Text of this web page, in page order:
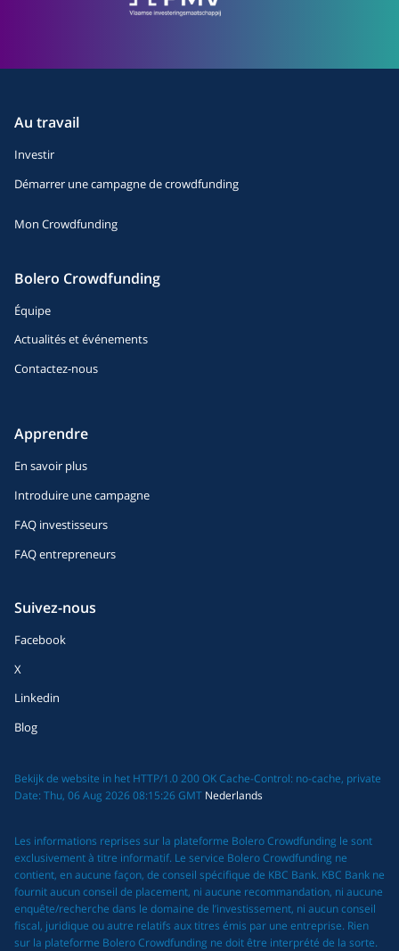
Au travail
Investir
Démarrer une campagne de crowdfunding
Mon Crowdfunding
Bolero Crowdfunding
Équipe
Actualités et événements
Contactez-nous
Apprendre
En savoir plus
Introduire une campagne
FAQ investisseurs
FAQ entrepreneurs
Suivez-nous
Facebook
X
Linkedin
Blog
Bekijk de website in het HTTP/1.0 200 OK Cache-Control: no-cache, private
Date: Thu, 06 Aug 2026 08:15:26 GMT Nederlands
Les informations reprises sur la plateforme Bolero Crowdfunding le sont
exclusivement à titre informatif. Le service Bolero Crowdfunding ne
contient, en aucune façon, de conseil spécifique de KBC Bank. KBC Bank ne
fournit aucun conseil de placement, ni aucune recommandation, ni aucune
enquête/recherche dans le domaine de l’investissement, ni aucun conseil
fiscal, juridique ou autre relatifs aux titres émis par une entreprise. Rien
sur la plateforme Bolero Crowdfunding ne doit être interprété de la sorte.